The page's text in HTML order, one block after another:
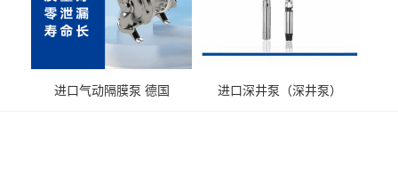
进口气动隔膜泵 德国
进口深井泵（深井泵）